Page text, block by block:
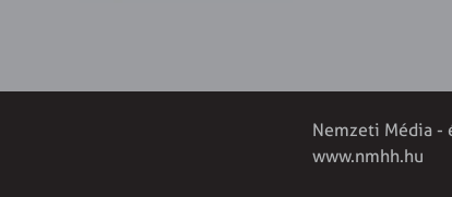
Nemzeti Média -
www.nmhh.hu